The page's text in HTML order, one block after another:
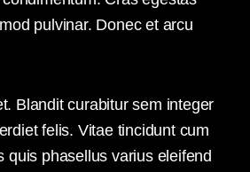
pulvinar. Donec et arcu
Blandit curabitur sem integer
felis. Vitae tincidunt cum
quis phasellus varius eleifend